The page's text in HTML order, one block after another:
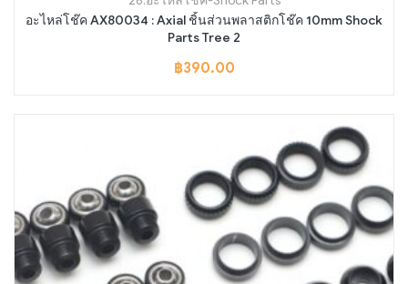
อะไหล่โช๊ค AX80034 : Axial ชิ้นส่วนพลาสติกโช๊ค 10mm Shock
Parts Tree 2
฿390.00